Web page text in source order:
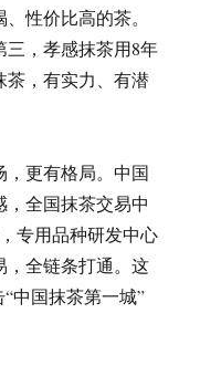
性价比高的茶。
三，孝感抹茶用8年
茶，有实力、有潜
，更有格局。中国
全国抹茶交易中
专用品种研发中心
，全链条打通。这
中国抹茶第一城”